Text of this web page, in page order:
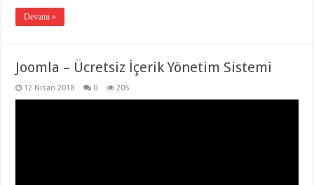
Devamı »
Joomla – Ücretsiz İçerik Yönetim Sistemi
12 Nisan 2018 0 205